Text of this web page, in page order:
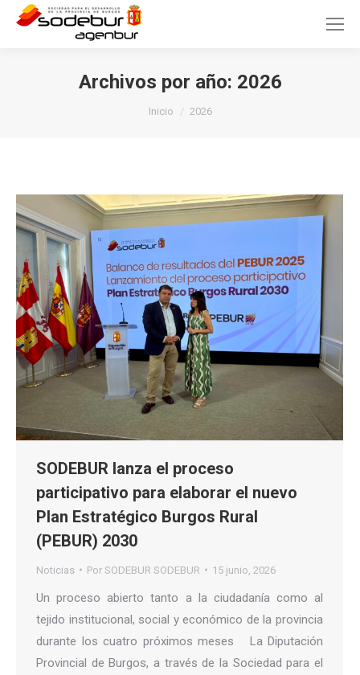
Archivos por año: 2026
Inicio 2026
SODEBUR lanza el proceso
participativo para elaborar el nuevo
Plan Estratégico Burgos Rural
(PEBUR) 2030
Noticias Por SODEBUR SODEBUR 15 junio, 2026
Un proceso abierto tanto a la ciudadanía como al
tejido institucional, social y económico de la provincia
durante los cuatro próximos meses La Diputación
Provincial de Burgos, a través de la Sociedad para el